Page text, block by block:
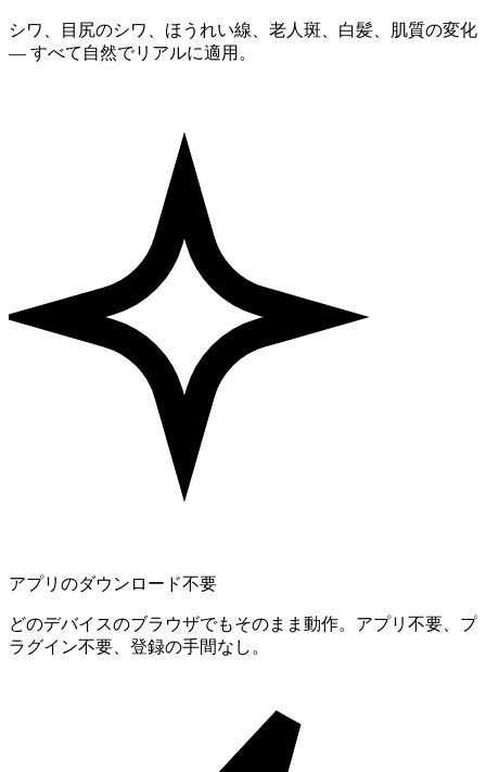
シワ、目尻のシワ、ほうれい線、老人斑、白髪、肌質の変化
— すべて自然でリアルに適用。
アプリのダウンロード不要
どのデバイスのブラウザでもそのまま動作。アプリ不要、プ
ラグイン不要、登録の手間なし。